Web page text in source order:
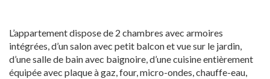
L’appartement dispose de 2 chambres avec armoires
intégrées, d’un salon avec petit balcon et vue sur le jardin,
d’une salle de bain avec baignoire, d’une cuisine entièrement
équipée avec plaque à gaz, four, micro-ondes, chauffe-eau,